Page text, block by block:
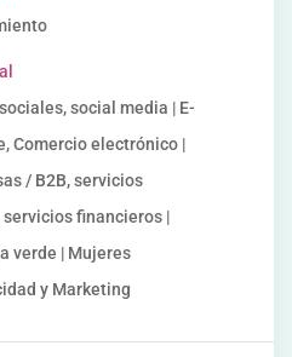
social media | E-
Comercio electrónico |
/ B2B, servicios
financieros |
verde | Mujeres
y Marketing